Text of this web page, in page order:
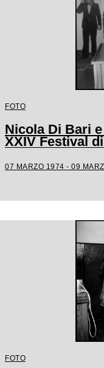
FOTO
Nicola Di Bari
XXIV Festival
07 MARZO 1974 - 09
FOTO